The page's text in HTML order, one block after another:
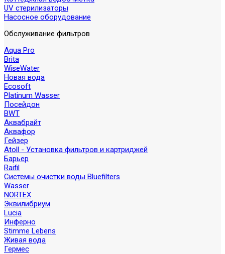
UV стерилизаторы
Насосное оборудование
Обслуживание фильтров
Aqua Pro
Brita
WiseWater
Новая вода
Ecosoft
Platinum Wasser
Посейдон
BWT
Аквабрайт
Аквафор
Гейзер
Atoll - Установка фильтров и картриджей
Барьер
Raifil
Системы очистки воды Bluefilters
Wasser
NORTEX
Эквилибриум
Lucia
Инферно
Stimme Lebens
Живая вода
Гермес